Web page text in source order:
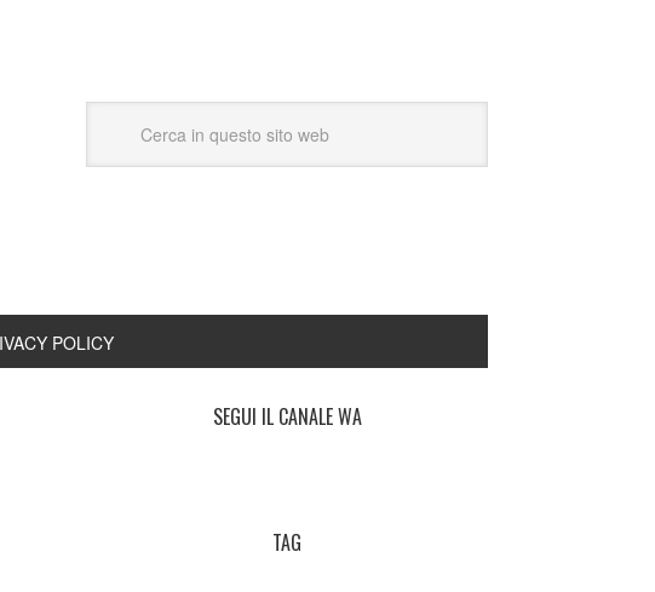
POLICY
SEGUI IL CANALE WA
TAG